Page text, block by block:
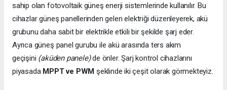
sahip olan fotovoltaik güneş enerji sistemlerinde kullanılır. Bu
cihazlar güneş panellerinden gelen elektriği düzenleyerek, akü
grubunu daha sabit bir elektrikle etkili bir şekilde şarj eder.
Ayrıca güneş panel gurubu ile akü arasında ters akım
geçişini (aküden panele)de önler. Şarj kontrol cihazlarını
piyasada MPPT ve PWM şeklinde iki çeşit olarak görmekteyiz.